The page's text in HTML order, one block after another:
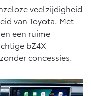
veelzijdigheid
van Toyota. Met
een ruime
bZ4X
concessies.